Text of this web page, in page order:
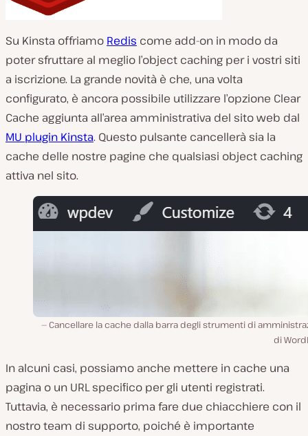
Su Kinsta offriamo Redis come add-on in modo da
poter sfruttare al meglio l’object caching per i vostri siti
a iscrizione. La grande novità è che, una volta
configurato, è ancora possibile utilizzare l’opzione Clear
Cache aggiunta all’area amministrativa del sito web dal
MU plugin Kinsta. Questo pulsante cancellerà sia la
cache delle nostre pagine che qualsiasi object caching
attiva nel sito.
Cancellare la cache dalla barra degli strumenti di
di
In alcuni casi, possiamo anche mettere in cache una
pagina o un URL specifico per gli utenti registrati.
Tuttavia, è necessario prima fare due chiacchiere con il
nostro team di supporto, poiché è importante